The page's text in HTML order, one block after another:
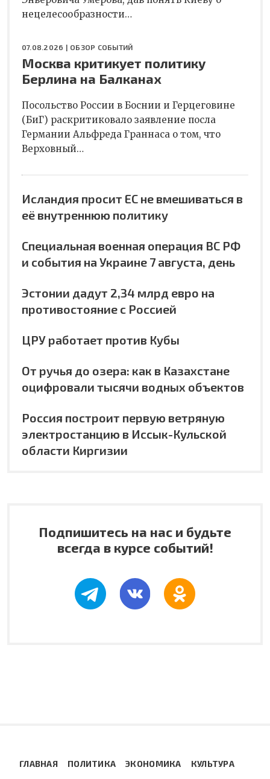
нецелесообразности…
07.08.2026 | ОБЗОР СОБЫТИЙ
Москва критикует политику
Берлина на Балканах
Посольство России в Боснии и Герцеговине
(БиГ) раскритиковало заявление посла
Германии Альфреда Граннаса о том, что
Верховный…
Исландия просит ЕС не вмешиваться в
её внутреннюю политику
Специальная военная операция ВС РФ
и события на Украине 7 августа, день
Эстонии дадут 2,34 млрд евро на
противостояние с Россией
ЦРУ работает против Кубы
От ручья до озера: как в Казахстане
оцифровали тысячи водных объектов
Россия построит первую ветряную
электростанцию в Иссык-Кульской
области Киргизии
Подпишитесь на нас и будьте
всегда в курсе событий!
ГЛАВНАЯ ПОЛИТИКА ЭКОНОМИКА КУЛЬТУРА